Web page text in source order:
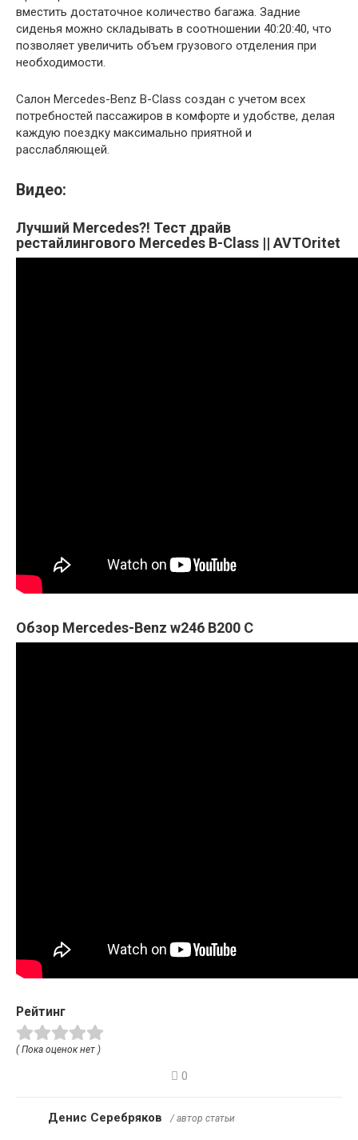
вместить достаточное количество багажа. Задние
сиденья можно складывать в соотношении 40:20:40, что
позволяет увеличить объем грузового отделения при
необходимости.
Салон Mercedes-Benz B-Class создан с учетом всех
потребностей пассажиров в комфорте и удобстве, делая
каждую поездку максимально приятной и
расслабляющей.
Видео:
Лучший Mercedes?! Тест драйв
рестайлингового Mercedes B-Class || AVTOritet
Обзор Mercedes-Benz w246 B200 C
Рейтинг
( Пока оценок нет )
0
Денис Серебряков / автор статьи